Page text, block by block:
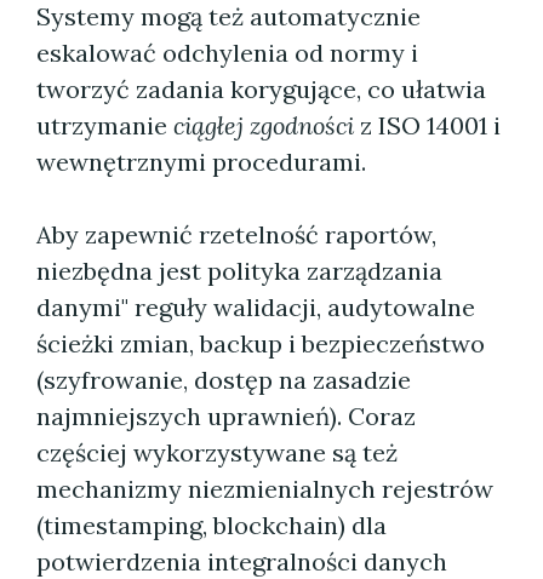
Systemy mogą też automatycznie
eskalować odchylenia od normy i
tworzyć zadania korygujące, co ułatwia
utrzymanie ciągłej zgodności z ISO 14001 i
wewnętrznymi procedurami.
Aby zapewnić rzetelność raportów,
niezbędna jest polityka zarządzania
danymi" reguły walidacji, audytowalne
ścieżki zmian, backup i bezpieczeństwo
(szyfrowanie, dostęp na zasadzie
najmniejszych uprawnień). Coraz
częściej wykorzystywane są też
mechanizmy niezmienialnych rejestrów
(timestamping, blockchain) dla
potwierdzenia integralności danych